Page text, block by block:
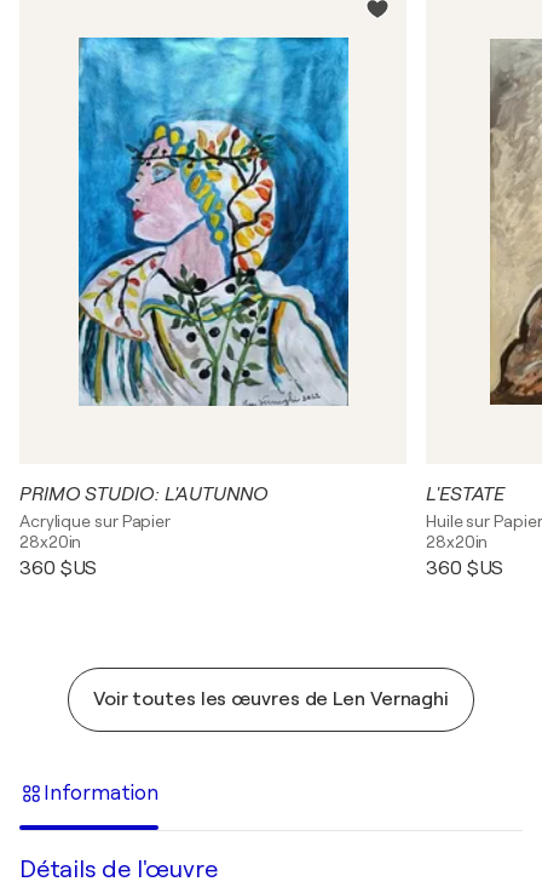
PRIMO STUDIO: L'AUTUNNO
Acrylique sur Papier
28x20in
360 $US
L'ESTATE
Huile sur Papier
28x20in
360 $US
Voir toutes les œuvres de Len Vernaghi
Information
Détails de l'œuvre